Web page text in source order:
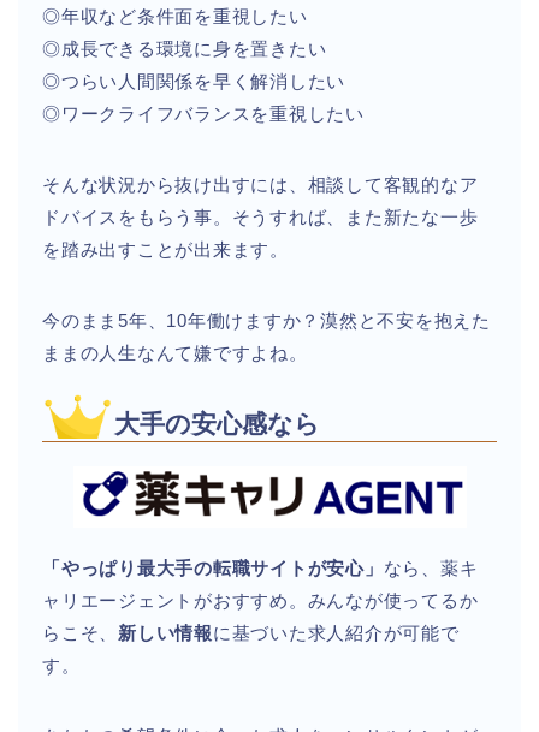
◎年収など条件面を重視したい
◎成長できる環境に身を置きたい
◎つらい人間関係を早く解消したい
◎ワークライフバランスを重視したい
そんな状況から抜け出すには、相談して客観的なア
ドバイスをもらう事。そうすれば、また新たな一歩
を踏み出すことが出来ます。
今のまま5年、10年働けますか？漠然と不安を抱えた
ままの人生なんて嫌ですよね。
大手の安心感なら
「やっぱり最大手の転職サイトが安心」 なら、薬キ
ャリエージェントがおすすめ。みんなが使ってるか
らこそ、 新しい情報に基づいた求人紹介が可能で
す。